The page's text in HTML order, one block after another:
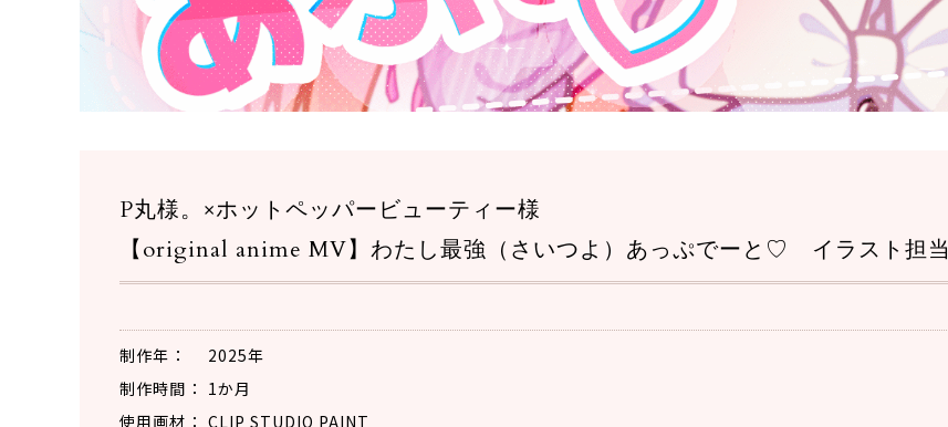
P丸様。×ホットペッパービューティー様
【original anime MV】わたし最強（さいつよ）あっぷでーと♡ イラスト担当
制作年
2025年
制作時間
1か月
使用画材
CLIP STUDIO PAINT